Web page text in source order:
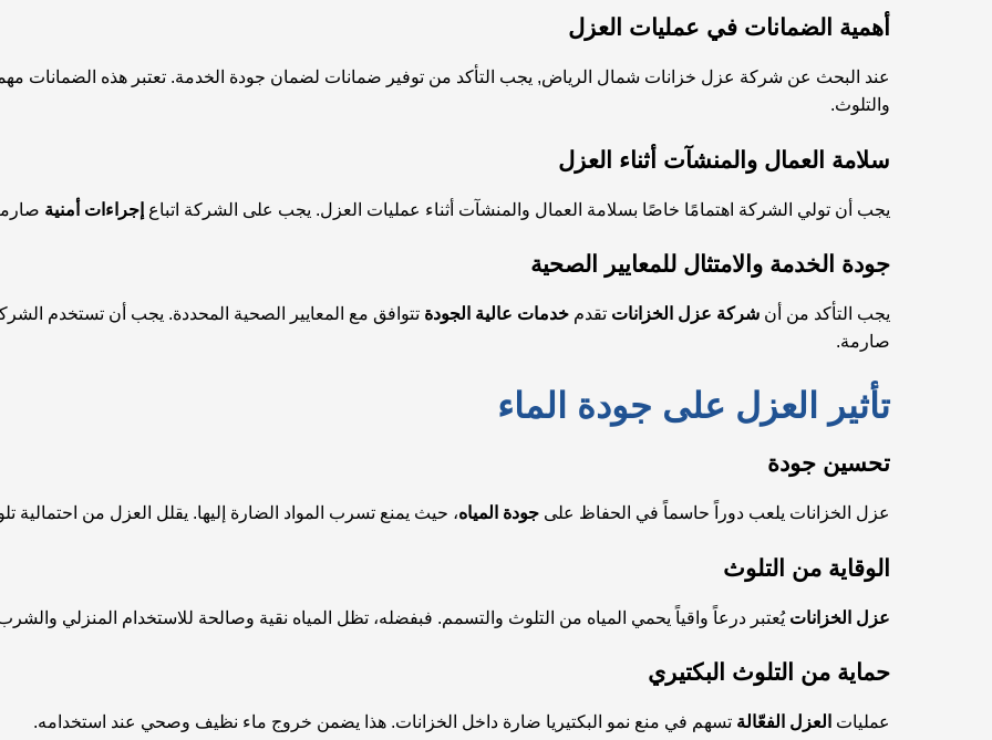
أهمية الضمانات في عمليات العزل
عند البحث عن شركة عزل خزانات شمال الرياض, يجب التأكد من توفير ضمانات لضمان جودة الخدمة. تعتبر هذه الضمانات
والتلوث.
سلامة العمال والمنشآت أثناء العزل
يجب أن تولي الشركة اهتمامًا خاصًا بسلامة العمال والمنشآت أثناء عمليات العزل. يجب على الشركة اتباع إجراءات أمنية
جودة الخدمة والامتثال للمعايير الصحية
يجب التأكد من أن شركة عزل الخزانات تقدم خدمات عالية الجودة تتوافق مع المعايير الصحية المحددة. يجب أن تستخدم
صارمة.
تأثير العزل على جودة الماء
تحسين جودة
عزل الخزانات يلعب دوراً حاسماً في الحفاظ على جودة المياه، حيث يمنع تسرب المواد الضارة إليها. يقلل العزل من احتمالية
الوقاية من التلوث
عزل الخزانات يُعتبر درعاً واقياً يحمي المياه من التلوث والتسمم. فبفضله، تظل المياه نقية وصالحة للاستخدام المنزلي
حماية من التلوث البكتيري
عمليات العزل الفعّالة تسهم في منع نمو البكتيريا ضارة داخل الخزانات. هذا يضمن خروج ماء نظيف وصحي عند استخدامه.